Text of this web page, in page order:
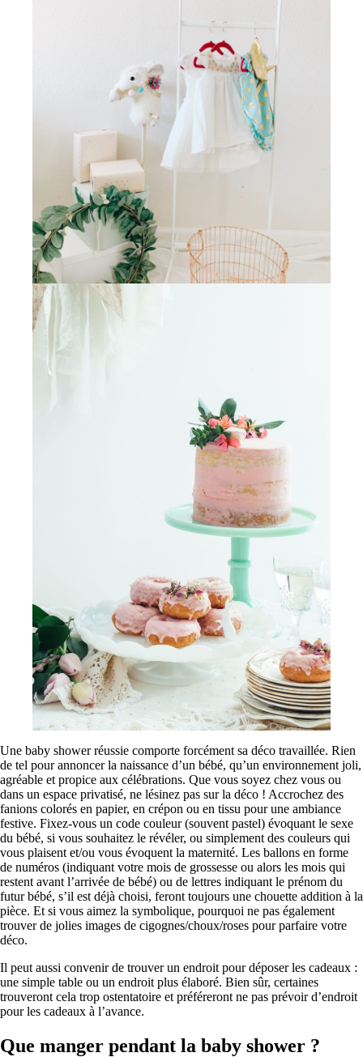
Une baby shower réussie comporte forcément sa déco travaillée. Rien
de tel pour annoncer la naissance d’un bébé, qu’un environnement joli,
agréable et propice aux célébrations. Que vous soyez chez vous ou
dans un espace privatisé, ne lésinez pas sur la déco ! Accrochez des
fanions colorés en papier, en crépon ou en tissu pour une ambiance
festive. Fixez-vous un code couleur (souvent pastel) évoquant le sexe
du bébé, si vous souhaitez le révéler, ou simplement des couleurs qui
vous plaisent et/ou vous évoquent la maternité. Les ballons en forme
de numéros (indiquant votre mois de grossesse ou alors les mois qui
restent avant l’arrivée de bébé) ou de lettres indiquant le prénom du
futur bébé, s’il est déjà choisi, feront toujours une chouette addition à la
pièce. Et si vous aimez la symbolique, pourquoi ne pas également
trouver de jolies images de cigognes/choux/roses pour parfaire votre
déco.
Il peut aussi convenir de trouver un endroit pour déposer les cadeaux :
une simple table ou un endroit plus élaboré. Bien sûr, certaines
trouveront cela trop ostentatoire et préféreront ne pas prévoir d’endroit
pour les cadeaux à l’avance.
Que manger pendant la baby shower ?